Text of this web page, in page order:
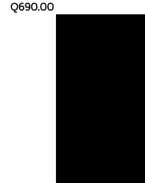
Q690.00